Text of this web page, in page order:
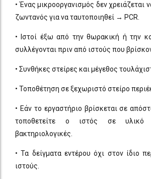
• Ένας μικροοργανισμός δεν χρειάζεται
ζωντανός για να ταυτοποιηθεί → PCR.
• Ιστοί έξω από την θωρακική ή την
συλλέγονται πριν από ιστούς που
• Συνθήκες στείρες και μέγεθος
• Τοποθέτηση σε ξεχωριστό στείρο
• Εάν το εργαστήριο βρίσκεται σε
τοποθετείτε ο ιστός σε υλικό
βακτηριολογικές.
• Τα δείγματα εντέρου όχι στον ίδιο
ιστούς.